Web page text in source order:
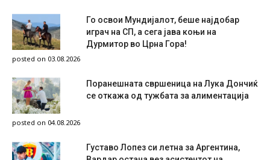
Го освои Мундијалот, беше најдобар
играч на СП, а сега јава коњи на
Дурмитор во Црна Гора!
posted on 03.08.2026
Поранешната свршеница на Лука Дончиќ
се откажа од тужбата за алиментација
posted on 04.08.2026
Густаво Лопез си летна за Аргентина,